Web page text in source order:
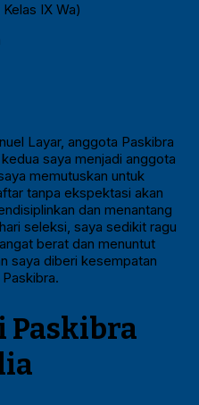
IX Wa)
Layar, anggota Paskibra
saya menjadi anggota
memutuskan untuk
tanpa ekspektasi akan
dan menantang
seleksi, saya sedikit ragu
berat dan menuntut
saya diberi kesempatan
Paskibra